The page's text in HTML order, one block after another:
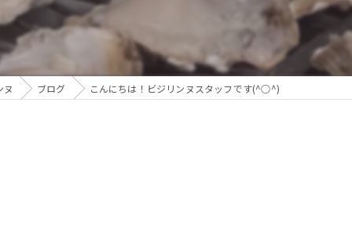
ヌ ブログ こんにちは！ビジリンヌスタッフです(^○^)